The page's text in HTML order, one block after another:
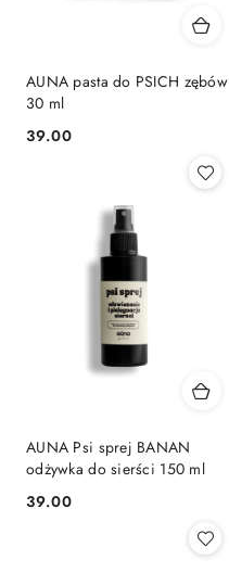
AUNA pasta do PSICH zębów
30 ml
Cena:
39.00
AUNA Psi sprej BANAN
odżywka do sierści 150 ml
Cena:
39.00